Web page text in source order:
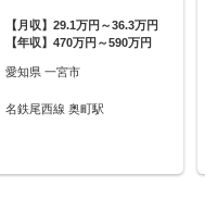
【月収】29.1万円～36.3万円
【年収】470万円～590万円
愛知県 一宮市
名鉄尾西線 奥町駅